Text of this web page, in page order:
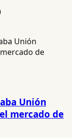
Unión
mercado de